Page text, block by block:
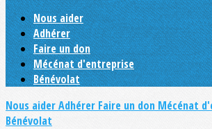
Nous aider
Adhérer
Faire un don
Mécénat d'entreprise
Bénévolat
Nous aiderAdhérer Faire un don Mécénat
Bénévolat